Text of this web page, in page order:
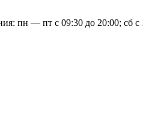
пн — пт с 09:30 до 20:00; сб с